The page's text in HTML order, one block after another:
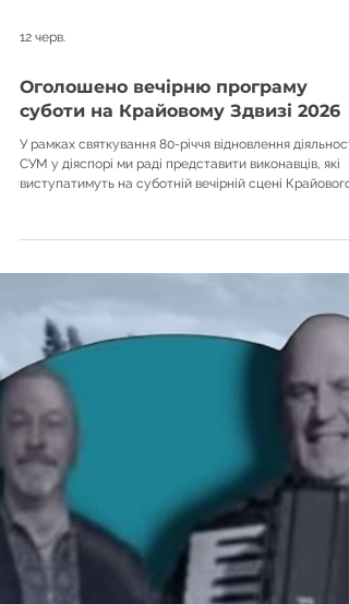
Оголошено вечірню програму
суботи на Крайовому Здвизі 2026
У рамках святкування 80-річчя відновлення діяльності
СУМ у діяспорі ми раді представити виконавців, які
рок-гурт, заснований у 2023 році, який поєднує
сучасну рок-енергію з г